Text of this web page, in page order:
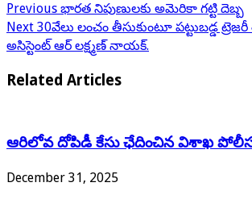
Previous భారత నిపుణులకు అమెరికా గట్టి దెబ్బ
Next 30వేలు లంచం తీసుకుంటూ పట్టుబడ్డ
అసిస్టెంట్ ఆర్ లక్ష్మణ్ నాయక్.
Related Articles
ఆరిలోవ దోపిడీ కేసు ఛేదించిన విశాఖ
December 31, 2025